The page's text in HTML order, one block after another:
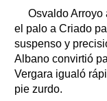
Osvaldo
el palo a Criado
suspenso y
Albano convirtió
Vergara igualó
pie zurdo.